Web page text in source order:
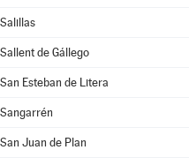
Salillas
Sallent de Gállego
San Esteban de Litera
Sangarrén
San Juan de Plan